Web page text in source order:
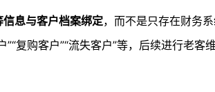
息与客户档案绑定，而不是只存在财务
复购客户”“流失客户”等，后续进行老客